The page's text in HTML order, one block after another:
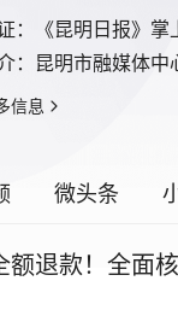
：
《昆明日报》
： 昆明市融媒体中
信息
微头条
额退款！全面